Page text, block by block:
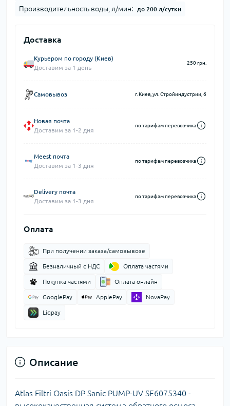
Производительность воды, л/мин: до 200 л/сутки
Доставка
Курьером по городу (Киев)
Доставим за 1 день
250 грн.
Самовывоз г. Киев, ул. Стройиндустрии, 6
Новая почта
Доставим за 1-2 дня
по тарифам перевозчика
Meest почта
Доставим за 1-3 дня
по тарифам перевозчика
Delivery почта
Доставим за 1-3 дня
по тарифам перевозчика
Оплата
При получении заказа/самовывозе
Безналичный с НДС Оплата частями
Покупка частями Оплата онлайн
GooglePay ApplePay NovaPay
Liqpay
Описание
Atlas Filtri Oasis DP Sanic PUMP-UV SE6075340 -